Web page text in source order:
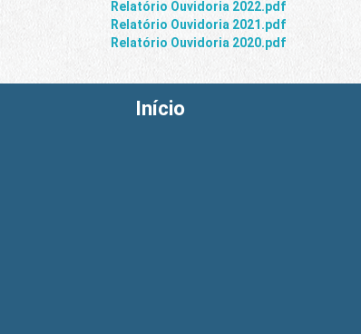
Relatório Ouvidoria 2022.pdf
Relatório Ouvidoria 2021.pdf
Relatório Ouvidoria 2020.pdf
Início